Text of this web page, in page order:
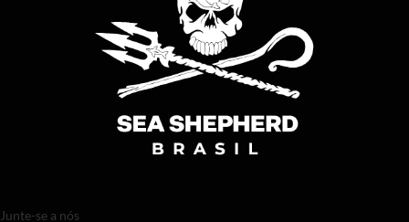
Junte-se a nós